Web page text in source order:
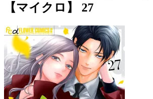
【マイクロ】 27